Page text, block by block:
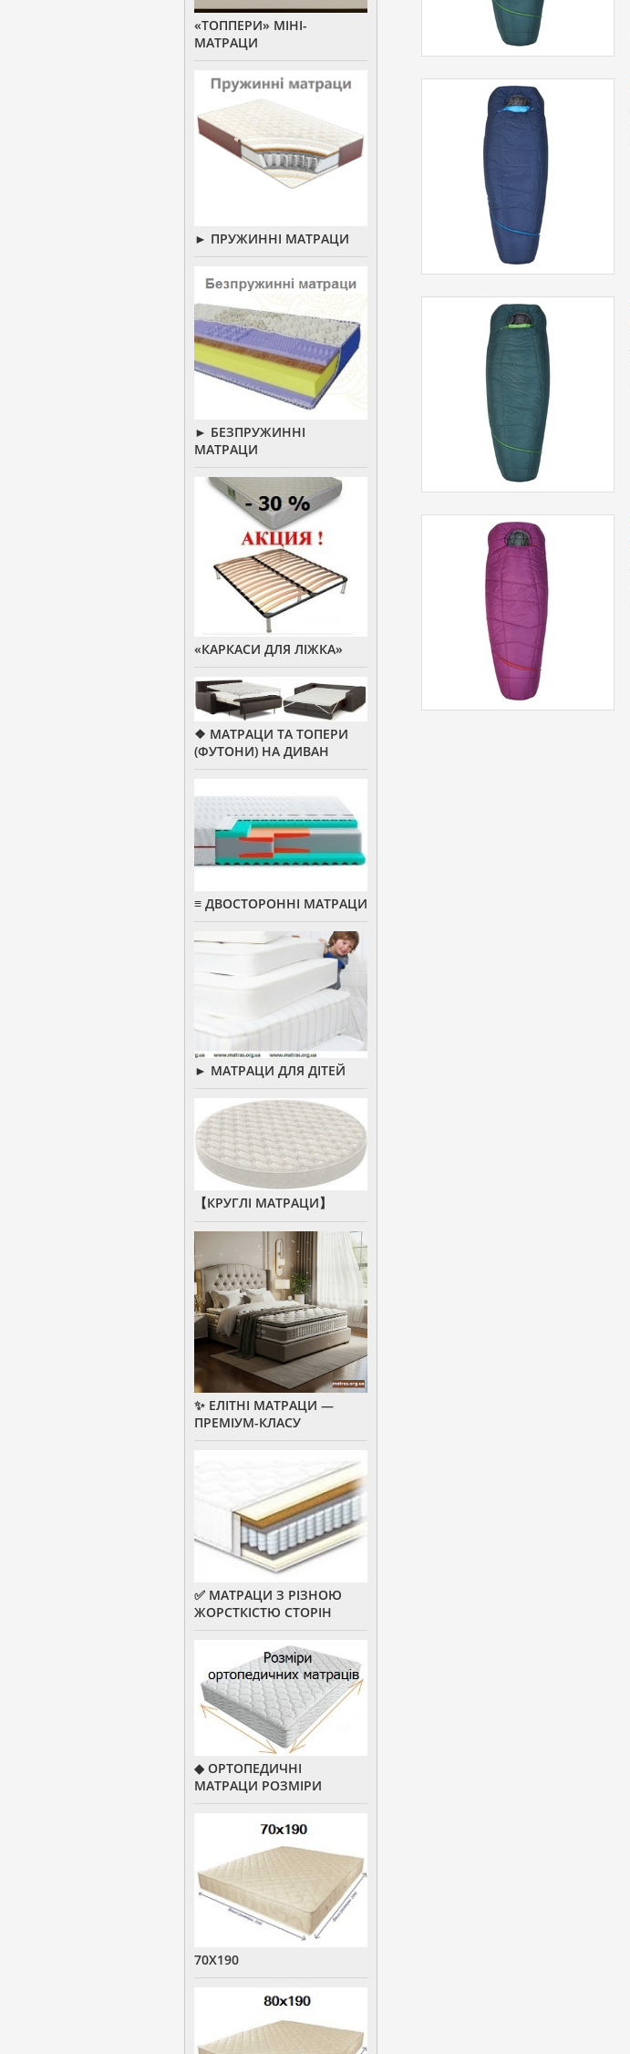
«ТОППЕРИ» МІНІ-
МАТРАЦИ
► ПРУЖИННІ МАТРАЦИ
► БЕЗПРУЖИННІ
МАТРАЦИ
«КАРКАСИ ДЛЯ ЛІЖКА»
❖ МАТРАЦИ ТА ТОПЕРИ
(ФУТОНИ) НА ДИВАН
≡ ДВОСТОРОННІ МАТРАЦИ
► МАТРАЦИ ДЛЯ ДІТЕЙ
【КРУГЛІ МАТРАЦИ】
✨ ЕЛІТНІ МАТРАЦИ —
ПРЕМІУМ-КЛАСУ
✅ МАТРАЦИ З РІЗНОЮ
ЖОРСТКІСТЮ СТОРІН
◆ ОРТОПЕДИЧНІ
МАТРАЦИ РОЗМІРИ
70Х190